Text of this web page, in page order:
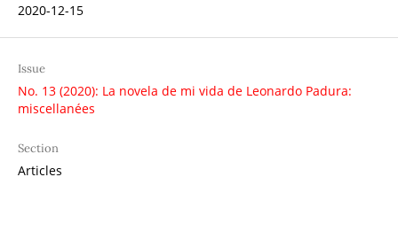
2020-12-15
Issue
No. 13 (2020): La novela de mi vida de Leonardo Padura:
miscellanées
Section
Articles